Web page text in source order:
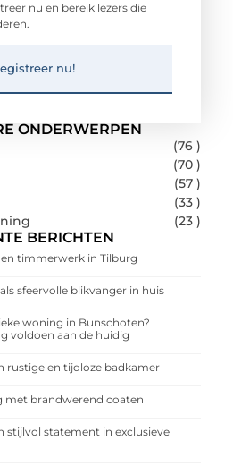
ONDERWERPEN
(76 )
(70 )
(57 )
(33 )
(23 )
BERICHTEN
timmerwerk in Tilburg
sfeervolle blikvanger in huis
woning in Bunschoten?
voldoen aan de huidig
rustige en tijdloze badkamer
met brandwerend coaten
stijlvol statement in exclusieve
nu en bereik lezers die
nu!